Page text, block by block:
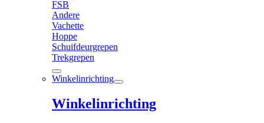
FSB
Andere
Vachette
Hoppe
Schuifdeurgrepen
Trekgrepen
Winkelinrichting
Winkelinrichting